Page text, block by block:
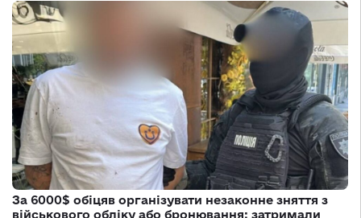
За 6000$ обіцяв організувати незаконне зняття з
військового обліку або бронювання: затримали